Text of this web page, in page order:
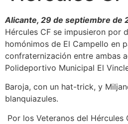
Alicante, 29 de septiembre de
Hércules CF se impusieron por
homónimos de El Campello en
confraternización entre ambas
Polideportivo Municipal El
Baroja, con un hat-trick, y
blanquiazules.
Por los Veteranos del Hércules